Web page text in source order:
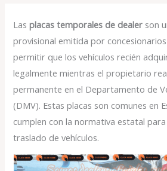
Lasplacas temporales de dealer son
provisional emitida por
permitir que los vehículos recién
legalmente mientras el propietario
permanente en el Departamento de
(DMV). Estas placas son comunes en
cumplen con la normativa estatal
traslado de vehículos.